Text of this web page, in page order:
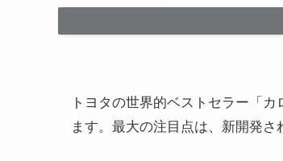
トヨタの世界的ベストセラー「
ます。最大の注目点は、新開発さ